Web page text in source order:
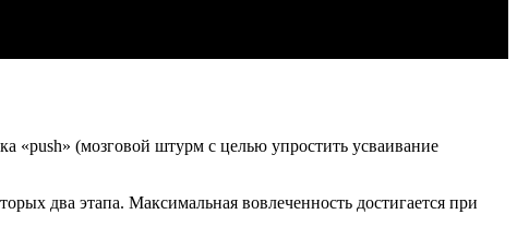
«push» (мозговой штурм с целью упростить усваивание
два этапа. Максимальная вовлеченность достигается при